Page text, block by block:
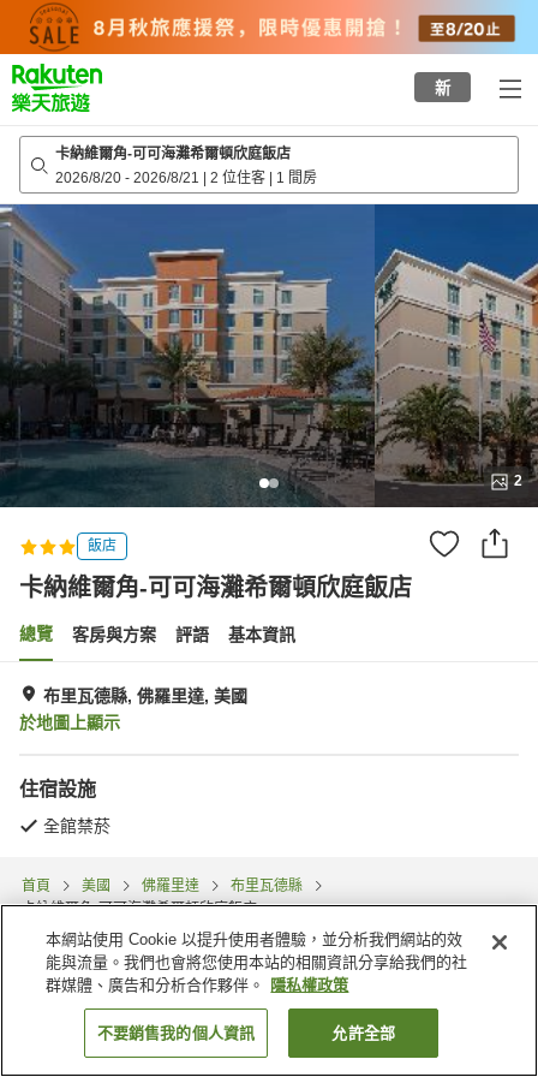
top
page
新
卡納維爾角-可可海灘希爾頓欣庭飯店
2026/8/20 - 2026/8/21 | 2 位住客 | 1 間房
2
飯店
卡納維爾角-可可海灘希爾頓欣庭飯店
總覽 客房與方案 評語 基本資訊
布里瓦德縣, 佛羅里達, 美國
於地圖上顯示
住宿設施
全館禁菸
首頁 美國 佛羅里達
布里瓦德縣
卡納維爾角-可可海灘希爾頓欣庭飯店
找客房
本網站使用 Cookie 以提升使用者體驗，並分析我們網站的效
能與流量。我們也會將您使用本站的相關資訊分享給我們的社
群媒體、廣告和分析合作夥伴。
隱私權政策
不要銷售我的個人資訊 允許全部